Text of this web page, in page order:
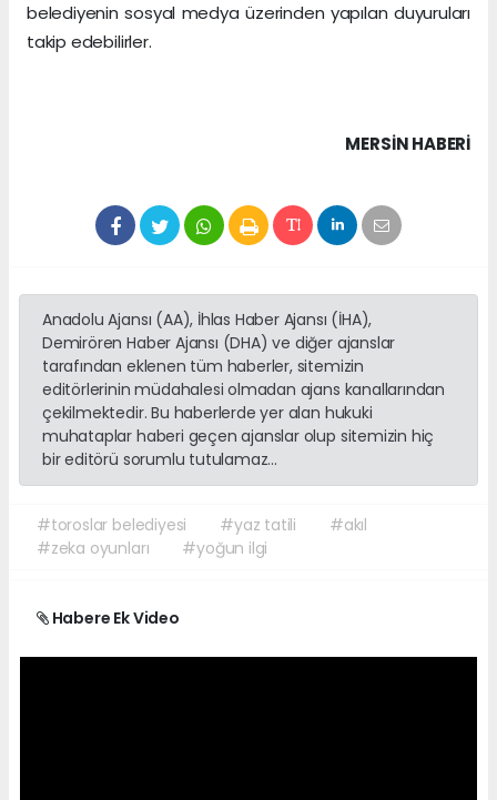
belediyenin sosyal medya üzerinden yapılan duyuruları
takip edebilirler.
MERSIN HABERİ
Anadolu Ajansı (AA), İhlas Haber Ajansı (İHA),
Demirören Haber Ajansı (DHA) ve diğer ajanslar
tarafından eklenen tüm haberler, sitemizin
editörlerinin müdahalesi olmadan ajans kanallarından
çekilmektedir. Bu haberlerde yer alan hukuki
muhataplar haberi geçen ajanslar olup sitemizin hiç
bir editörü sorumlu tutulamaz...
#toroslar belediyesi #yaz tatili
#akıl
#zeka oyunları
#yoğun ilgi
Habere Ek Video